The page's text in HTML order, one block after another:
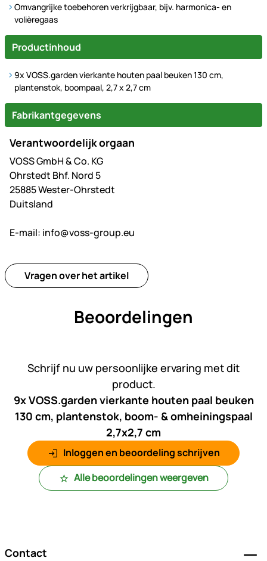
Omvangrijke toebehoren verkrijgbaar, bijv. harmonica- en
volièregaas
Productinhoud
9x VOSS.garden vierkante houten paal beuken 130 cm,
plantenstok, boompaal, 2,7 x 2,7 cm
Fabrikantgegevens
Verantwoordelijk orgaan
VOSS GmbH & Co. KG
Ohrstedt Bhf. Nord 5
25885 Wester-Ohrstedt
Duitsland
E-mail: info@voss-group.eu
Vragen over het artikel
Beoordelingen
Schrijf nu uw persoonlijke ervaring met dit
product.
9x VOSS.garden vierkante houten paal beuken
130 cm, plantenstok, boom- & omheiningspaal
2,7x2,7 cm
Inloggen en beoordeling schrijven
Alle beoordelingen weergeven
Contact